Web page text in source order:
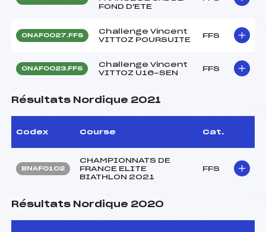
FOND D'ETE
ONAF0027.FFS
Challenge Vincent
VITTOZ POURSUITE
FFS
ONAF0023.FFS
Challenge Vincent
VITTOZ U16-SEN
FFS
Résultats Nordique 2021
Codex Course Cat.
BNAF0102
CHAMPIONNATS DE
FRANCE ELITE
BIATHLON 2021
FFS
Résultats Nordique 2020